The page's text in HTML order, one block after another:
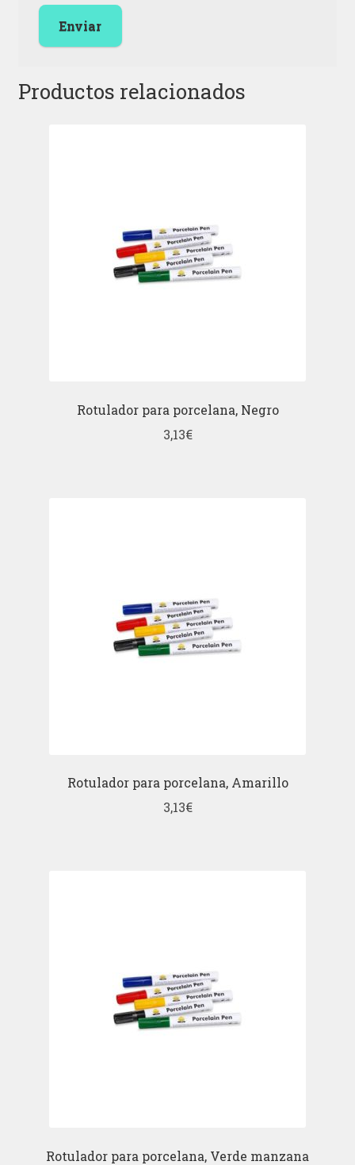
Productos relacionados
Rotulador para porcelana, Negro
3,13€
Rotulador para porcelana, Amarillo
3,13€
Rotulador para porcelana, Verde manzana